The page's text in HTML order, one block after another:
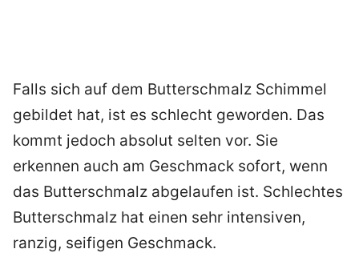
Falls sich auf dem Butterschmalz Schimmel
gebildet hat, ist es schlecht geworden. Das
kommt jedoch absolut selten vor. Sie
erkennen auch am Geschmack sofort, wenn
das Butterschmalz abgelaufen ist. Schlechtes
Butterschmalz hat einen sehr intensiven,
ranzig, seifigen Geschmack.